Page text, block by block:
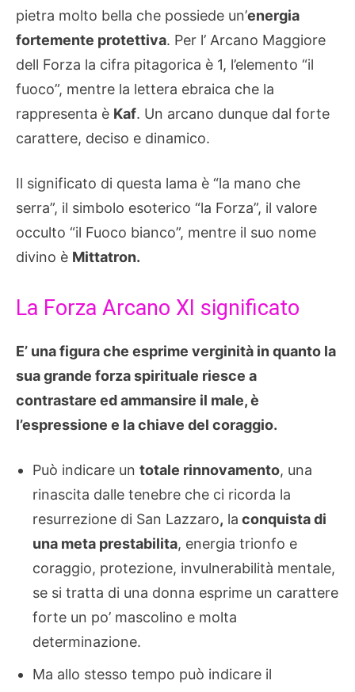
pietra molto bella che possiede un’energia
fortemente protettiva. Per l’ Arcano Maggiore
dell Forza la cifra pitagorica è 1, l’elemento “il
fuoco”, mentre la lettera ebraica che la
rappresenta è Kaf. Un arcano dunque dal forte
carattere, deciso e dinamico.
Il significato di questa lama è “la mano che
serra”, il simbolo esoterico “la Forza”, il valore
occulto “il Fuoco bianco”, mentre il suo nome
divino è Mittatron.
La Forza Arcano XI significato
E’ una figura che esprime verginità in quanto la
sua grande forza spirituale riesce a
contrastare ed ammansire il male, è
l’espressione e la chiave del coraggio.
Può indicare un totale rinnovamento, una
rinascita dalle tenebre che ci ricorda la
resurrezione di San Lazzaro, la conquista di
una meta prestabilita, energia trionfo e
coraggio, protezione, invulnerabilità mentale,
se si tratta di una donna esprime un carattere
forte un po’ mascolino e molta
determinazione.
Ma allo stesso tempo può indicare il